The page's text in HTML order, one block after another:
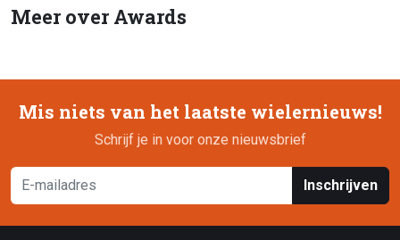
Meer over Awards
Mis niets van het laatste wielernieuws!
Schrijf je in voor onze nieuwsbrief
Inschrijven